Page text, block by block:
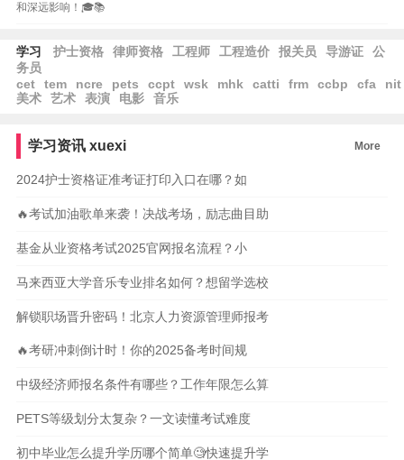
和深远影响！🎓📚
学习 护士资格 律师资格 工程师 工程造价 报关员 导游证
公
务员
cet
tem ncre pets ccpt wsk mhk catti frm ccbp cfa
nit
美术
艺术 表演 电影 音乐
学习资讯 xuexi More
2024护士资格证准考证打印入口在哪？如
🔥考试加油歌单来袭！决战考场，励志曲目助
基金从业资格考试2025官网报名流程？小
马来西亚大学音乐专业排名如何？想留学选校
解锁职场晋升密码！北京人力资源管理师报考
🔥考研冲刺倒计时！你的2025备考时间规
中级经济师报名条件有哪些？工作年限怎么算
PETS等级划分太复杂？一文读懂考试难度
初中毕业怎么提升学历哪个简单🧐快速提升学